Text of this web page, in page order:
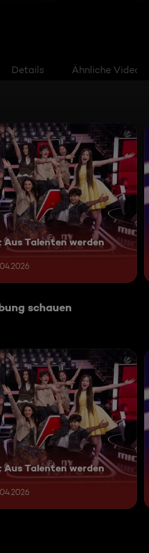
Details Ähnliche Videos
Aus Talenten werden
schauen
Aus Talenten werden